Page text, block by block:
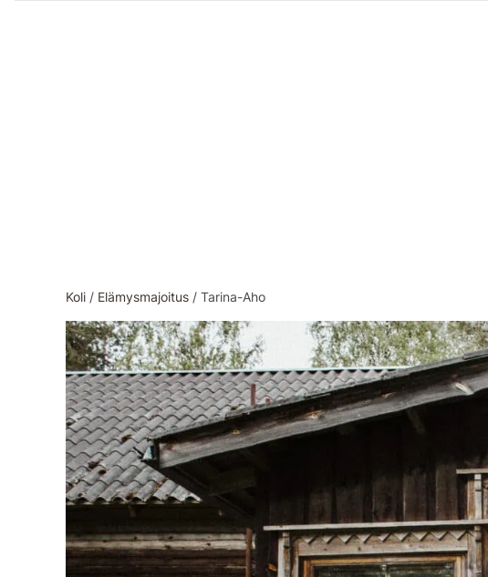
Koli / Elämysmajoitus / Tarina-Aho